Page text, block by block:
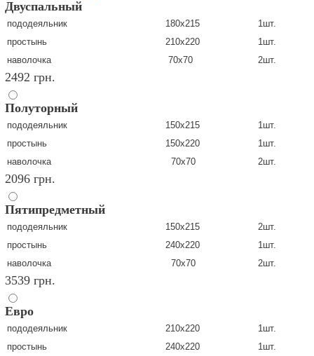
Двуспальный
пододеяльник 180х215
1шт.
простынь
210х220
1шт.
наволочка
70х70 2шт.
2492 грн.
Полуторный
пододеяльник 150х215
1шт.
простынь
150х220
1шт.
наволочка
70х70 2шт.
2096 грн.
Пятипредметный
пододеяльник 150х215
2шт.
простынь
240х220
1шт.
наволочка
70х70 2шт.
3539 грн.
Евро
пододеяльник 210х220
1шт.
простынь
240х220
1шт.